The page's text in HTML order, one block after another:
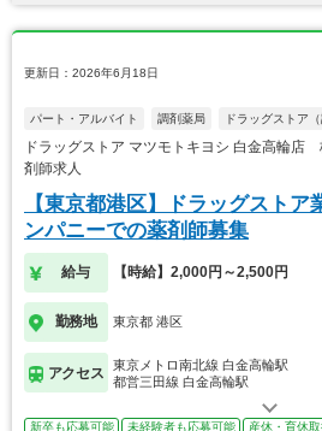
更新日：2026年6月18日
パート・アルバイト 調剤薬局 ドラッグストア（
ドラッグストア マツモトキヨシ 白金高輪店
剤師求人
【東京都港区】ドラッグストア
ンパニーでの薬剤師募集
給与 【時給】2,000円～2,500円
勤務地 東京都 港区
アクセス
東京メトロ南北線 白金高輪駅
都営三田線 白金高輪駅
新卒も応募可能 未経験者も応募可能 産休・育休